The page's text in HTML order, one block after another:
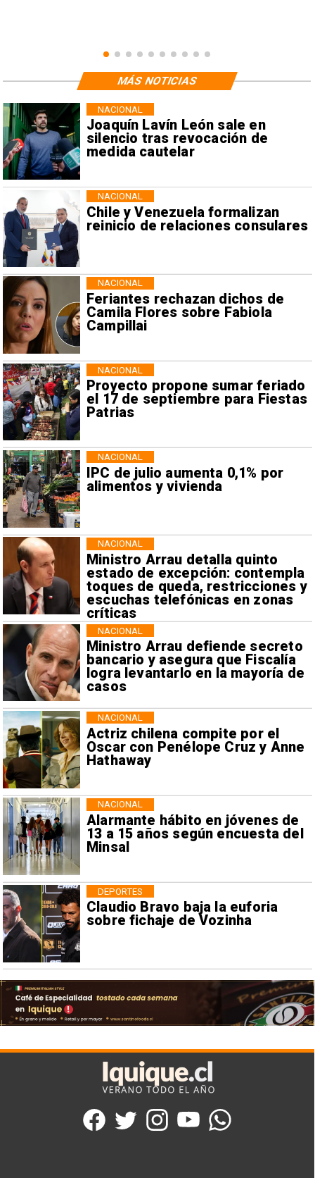
Joaquín Lavín León sale en
silencio tras revocación de
medida cautelar
NACIONAL
Chile y Venezuela formalizan
reinicio de relaciones consulares
NACIONAL
Feriantes rechazan dichos de
Camila Flores sobre Fabiola
Campillai
NACIONAL
Proyecto propone sumar feriado
el 17 de septiembre para Fiestas
Patrias
NACIONAL
IPC de julio aumenta 0,1% por
alimentos y vivienda
NACIONAL
Ministro Arrau detalla quinto
estado de excepción: contempla
toques de queda, restricciones y
escuchas telefónicas en zonas
críticas
NACIONAL
Ministro Arrau defiende secreto
bancario y asegura que Fiscalía
logra levantarlo en la mayoría de
casos
NACIONAL
Actriz chilena compite por el
Oscar con Penélope Cruz y Anne
Hathaway
NACIONAL
Alarmante hábito en jóvenes de
13 a 15 años según encuesta del
Minsal
NACIONAL
Claudio Bravo baja la euforia
sobre fichaje de Vozinha
DEPORTES
MÁS NOTICIAS